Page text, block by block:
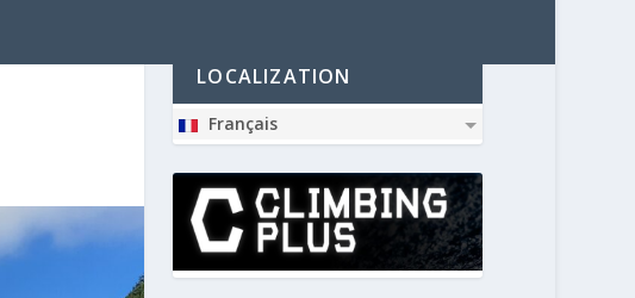
LOCALIZATION
Français